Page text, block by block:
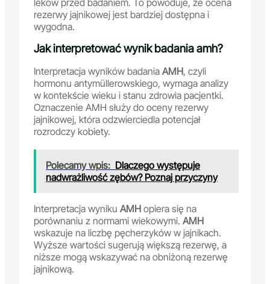
leków przed badaniem. To powoduje, że ocena
rezerwy jajnikowej jest bardziej dostępna i
wygodna.
Jak interpretować wynik badania amh?
Interpretacja wyników badania AMH, czyli
hormonu antymüllerowskiego, wymaga analizy
w kontekście wieku i stanu zdrowia pacjentki.
Oznaczenie AMH służy do oceny rezerwy
jajnikowej, która odzwierciedla potencjał
rozrodczy kobiety.
Polecamy wpis: Dlaczego występuje
nadwrażliwość zębów? Poznaj przyczyny
Interpretacja wyniku AMH opiera się na
porównaniu z normami wiekowymi. AMH
wskazuje na liczbę pęcherzyków w jajnikach.
Wyższe wartości sugerują większą rezerwę, a
niższe mogą wskazywać na obniżoną rezerwę
jajnikową.